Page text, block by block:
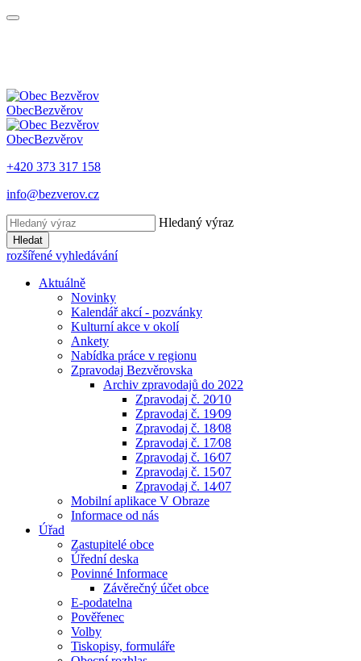
ObecBezvěrov
ObecBezvěrov
+420 373 317 158
info@bezverov.cz
Hledaný výraz
Hledat
rozšířené vyhledávání
Aktuálně
Novinky
Kalendář akcí - pozvánky
Kulturní akce v okolí
Ankety
Nabídka práce v regionu
Zpravodaj Bezvěrovska
Archiv zpravodajů do 2022
Zpravodaj č. 20⁄10
Zpravodaj č. 19⁄09
Zpravodaj č. 18⁄08
Zpravodaj č. 17⁄08
Zpravodaj č. 16⁄07
Zpravodaj č. 15⁄07
Zpravodaj č. 14⁄07
Mobilní aplikace V Obraze
Informace od nás
Úřad
Zastupitelé obce
Úřední deska
Povinné Informace
Závěrečný účet obce
E-podatelna
Pověřenec
Volby
Tiskopisy, formuláře